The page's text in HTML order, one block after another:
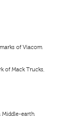
of Viacom
of Mack Trucks,
Middle-earth